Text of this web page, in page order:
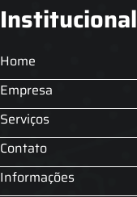
Institucional
Home
Empresa
Serviços
Contato
Informações